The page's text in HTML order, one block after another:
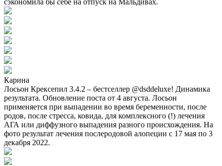
сэкономила бы себе на отпуск на Мальдивах.
Карина
Лосьон Крексепил 3.4.2 – бестселлер @dsddeluxe! Динамика
результата. Обновление поста от 4 августа. Лосьон
применяется при выпадении во время беременности, после
родов, после стресса, ковида, для комплексного (!) лечения
АГА или диффузного выпадения разного происхождения. На
фото результат лечения послеродовой алопеции с 17 мая по 3
декабря 2022.